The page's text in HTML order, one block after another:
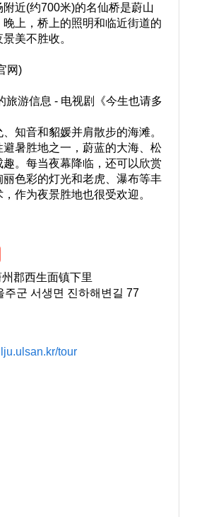
近(约700米)的名仙桥是蔚山
上，桥上的照明和临近街道的
美不胜收。
网)
游信息 - 电视剧《今生也请多
知音和貂媛并肩散步的海滩。
暑胜地之一，蔚蓝的大海、松
。每当夜幕降临，还可以欣赏
色彩的灯光和老虎、瀑布等丰
作为夜景胜地也很受欢迎。
郡西生面镇下里
주군 서생면 진하해변길 77
tour